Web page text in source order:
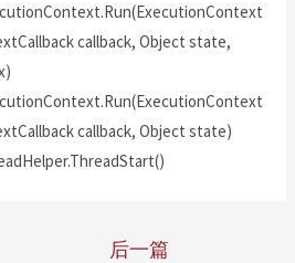
callback, Object state,
callback, Object state)
后一篇